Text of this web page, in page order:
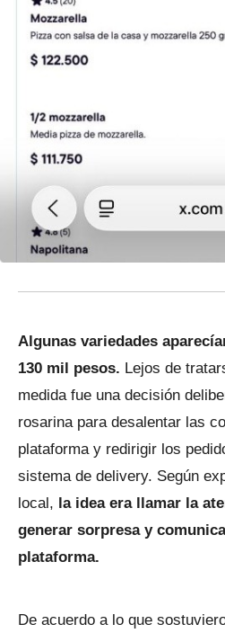
Algunas variedades
130 mil pesos. Lejos de
medida fue una decisión
rosarina para desalentar las
plataforma y redirigir los
sistema de delivery. Según
local, la idea era llamar la
generar sorpresa y
plataforma.
De acuerdo a lo que